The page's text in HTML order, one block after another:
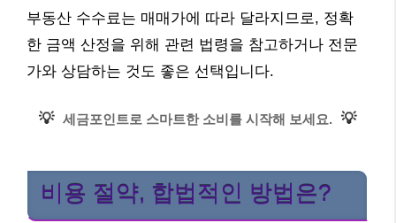
부동산 수수료는 매매가에 따라 달라지므로, 정확
한 금액 산정을 위해 관련 법령을 참고하거나 전문
가와 상담하는 것도 좋은 선택입니다.
💡 세금포인트로 스마트한 소비를 시작해 보세요. 💡
비용 절약, 합법적인 방법은?